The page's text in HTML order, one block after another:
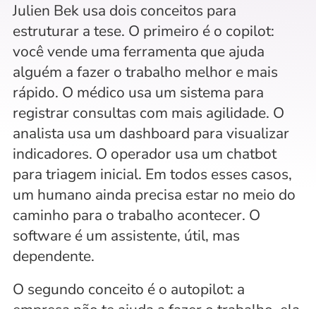
Julien Bek usa dois conceitos para
estruturar a tese. O primeiro é o copilot:
você vende uma ferramenta que ajuda
alguém a fazer o trabalho melhor e mais
rápido. O médico usa um sistema para
registrar consultas com mais agilidade. O
analista usa um dashboard para visualizar
indicadores. O operador usa um chatbot
para triagem inicial. Em todos esses casos,
um humano ainda precisa estar no meio do
caminho para o trabalho acontecer. O
software é um assistente, útil, mas
dependente.
O segundo conceito é o autopilot: a